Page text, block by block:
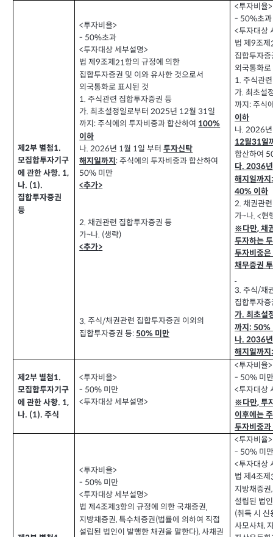
제2부 별첨1.
모집합투자기구
에 관한 사항. 1,
나. (1).
집합투자증권
등
<투자비율>
- 50%초과
<투자대상 세부설명>
법 제9조제21항의 규정에 의한
집합투자증권 및 이와 유사한 것으로서
외국통화로 표시된 것
1.주식관련 집합투자증권 등
가. 최초설정일로부터 2025년 12월 31일
까지 :주식에의 투자비중과 합산하여 100%
이하
나. 2026년 1월 1일 부터투자신탁
해지일까지 :주식에의 투자비중과 합산하여
50% 미만
<추가>
2.채권관련 집합투자증권 등
가~나. (생략)
<추가>
3.주식/채권관련 집합투자증권 이외의
집합투자증권 등: 50% 미만
<투자비율>
- 50%초과
<투자대상
법 제9조제
집합투자
외국통화
1.주식관
가. 최초설
까지 :주식
이하
나. 2026년
12월31일
합산하여
다. 2036년
해지일까지
40% 이하
2.채권관
가~나. <현
※다만,채
투자하는
투자비중
채무증권
3.주식/채
집합투자
가.최초설
까지 : 50%
나. 2036년
해지일까지
제2부 별첨1.
모집합투자기구
에 관한 사항. 1,
나. (1).주식
<투자비율>
- 50% 미만
<투자대상 세부설명>
<투자비율>
- 50% 미
<투자대상
※다만,투
이후에는
투자비중
<투자비율>
- 50% 미만
<투자대상 세부설명>
법 제4조제3항의 규정에 의한 국채증권,
지방채증권,특수채증권(법률에 의하여 직접
설립된 법인이 발행한 채권을 말한다),사채권
<투자비율>
- 50% 미
<투자대상
법 제4조제
지방채증권
설립된 법
(취득 시 신
사모사채,